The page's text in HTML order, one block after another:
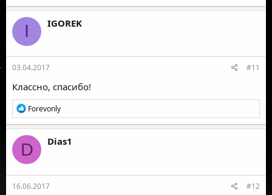
I IGOREK
03.04.2017 #11
Классно, спасибо!
Р
е
а
к
ц
и
и
:
Forevonly
D Dias1
16.06.2017 #12